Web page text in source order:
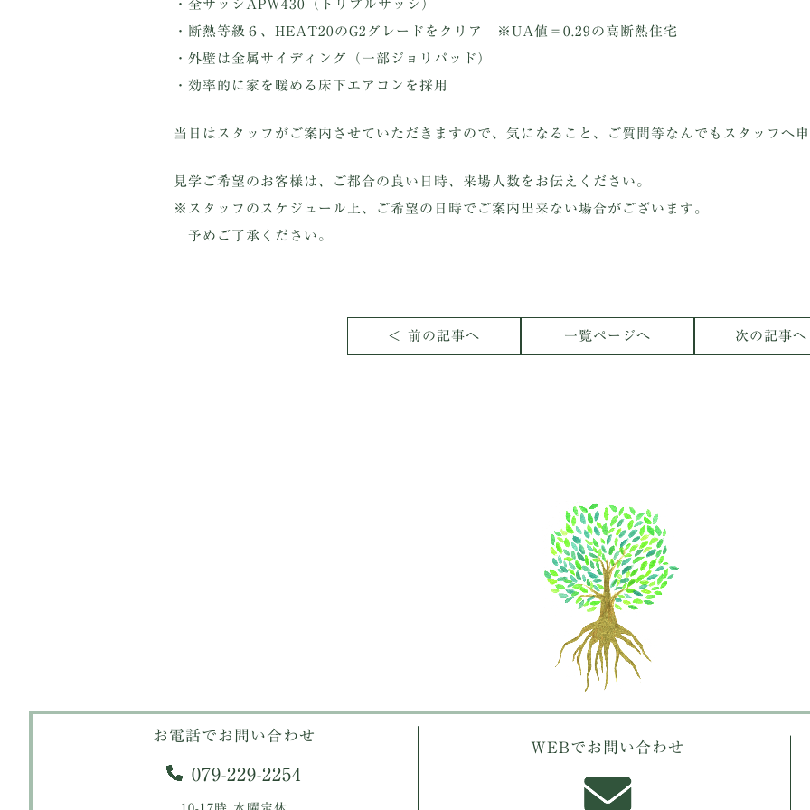
・全サッシAPW430（トリプルサッシ）
・断熱等級６、HEAT20のG2グレードをクリア ※UA値＝0.29の高断熱住宅
・外壁は金属サイディング（一部ジョリパッド）
・効率的に家を暖める床下エアコンを採用
当日はスタッフがご案内させていただきますので、気になること、ご質問等なんでもスタッフへ申
見学ご希望のお客様は、ご都合の良い日時、来場人数をお伝えください。
※スタッフのスケジュール上、ご希望の日時でご案内出来ない場合がございます。
予めご了承ください。
＜ 前の記事へ 一覧ページへ 次の記事へ
お電話でお問い合わせ
079-229-2254
WEBでお問い合わせ